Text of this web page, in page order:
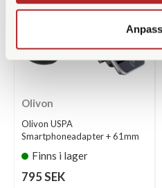
Olivon
Olivon USPA
Smartphoneadapter + 61mm
Finns i lager
795 SEK